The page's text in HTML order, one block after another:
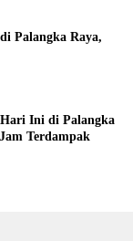
Palangka Raya,
Ini di Palangka
Terdampak